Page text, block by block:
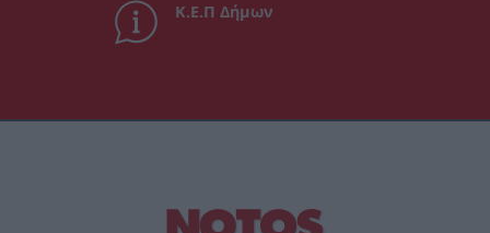
Κ.Ε.Π Δήμων